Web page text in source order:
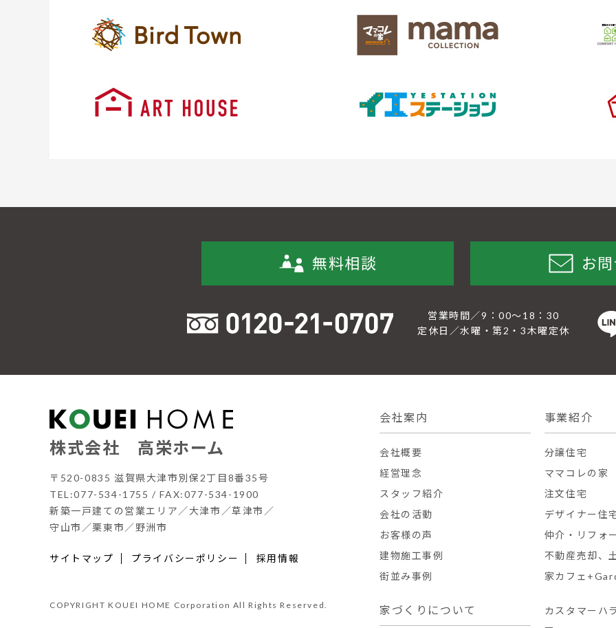
無料相談 お
営業時間／9：00〜18：30
定休日／水曜・第2・3木曜定休
株式会社 高栄ホーム
〒520-0835 滋賀県大津市別保2丁目8番35号
TEL:077-534-1755 / FAX:077-534-1900
新築一戸建ての営業エリア／大津市／草津市／
守山市／栗東市／野洲市
サイトマップ プライバシーポリシー 採用情報
COPYRIGHT KOUEI HOME Corporation All Rights Reserved.
会社案内
会社概要
経営理念
スタッフ紹介
会社の活動
お客様の声
建物施工事例
街並み事例
家づくりについて
事業紹介
分譲住宅
ママコレの家
注文住宅
デザイナー住
仲介・リフォ
不動産売却、
家カフェ
カスタマーハ